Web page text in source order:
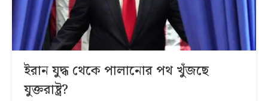
ইরান যুদ্ধ থেকে পালানোর পথ খুঁজছে
যুক্তরাষ্ট্র?